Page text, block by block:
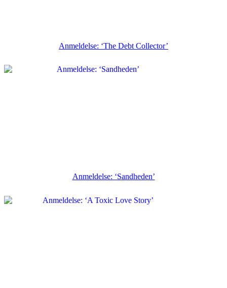
Anmeldelse: ‘The Debt Collector’
Anmeldelse: ‘Sandheden’